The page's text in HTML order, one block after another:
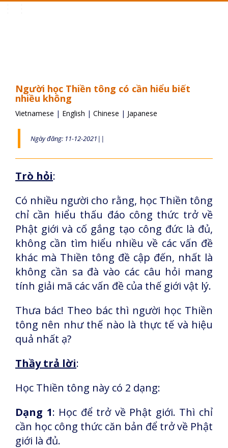
Người học Thiền tông có cần hiểu biết
nhiều không
Vietnamese | English | Chinese | Japanese
Ngày đăng: 11-12-2021||
Trò hỏi:
Có nhiều người cho rằng, học Thiền tông
chỉ cần hiểu thấu đáo công thức trở về
Phật giới và cố gắng tạo công đức là đủ,
không cần tìm hiểu nhiều về các vấn đề
khác mà Thiền tông đề cập đến, nhất là
không cần sa đà vào các câu hỏi mang
tính giải mã các vấn đề của thế giới vật lý.
Thưa bác! Theo bác thì người học Thiền
tông nên như thế nào là thực tế và hiệu
quả nhất ạ?
Thầy trả lời:
Học Thiền tông này có 2 dạng:
Dạng 1: Học để trở về Phật giới. Thì chỉ
cần học công thức căn bản để trở về Phật
giới là đủ.